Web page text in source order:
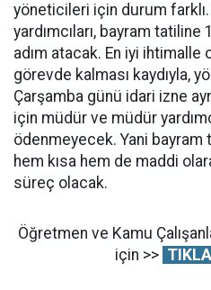
yöneticileri için durum
yardımcıları, bayram
adım atacak. En iyi ihtimalle
görevde kalması kaydıyla,
Çarşamba günü idari izne
için müdür ve müdür
ödenmeyecek. Yani
hem kısa hem de maddi
süreç olacak.
Öğretmen ve Kamu
için >>